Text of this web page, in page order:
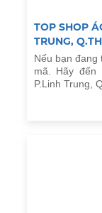
TOP SHOP
TRUNG,
Nếu bạn
mã. Hãy
P.Linh Trung,